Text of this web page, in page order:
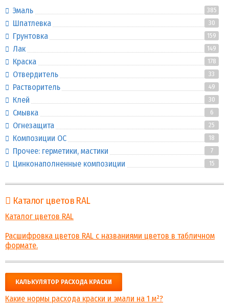
Эмаль 385
Шпатлевка 30
Грунтовка 159
Лак 149
Краска 178
Отвердитель 33
Растворитель 49
Клей 30
Смывка 6
Огнезащита 25
Композиции ОС 18
Прочее: герметики, мастики 7
Цинконаполненные композиции 15
Каталог цветов RAL
Каталог цветов RAL
Расшифровка цветов RAL с названиями цветов в табличном
формате.
КАЛЬКУЛЯТОР РАСХОДА КРАСКИ
Какие нормы расхода краски и эмали на 1 м²?